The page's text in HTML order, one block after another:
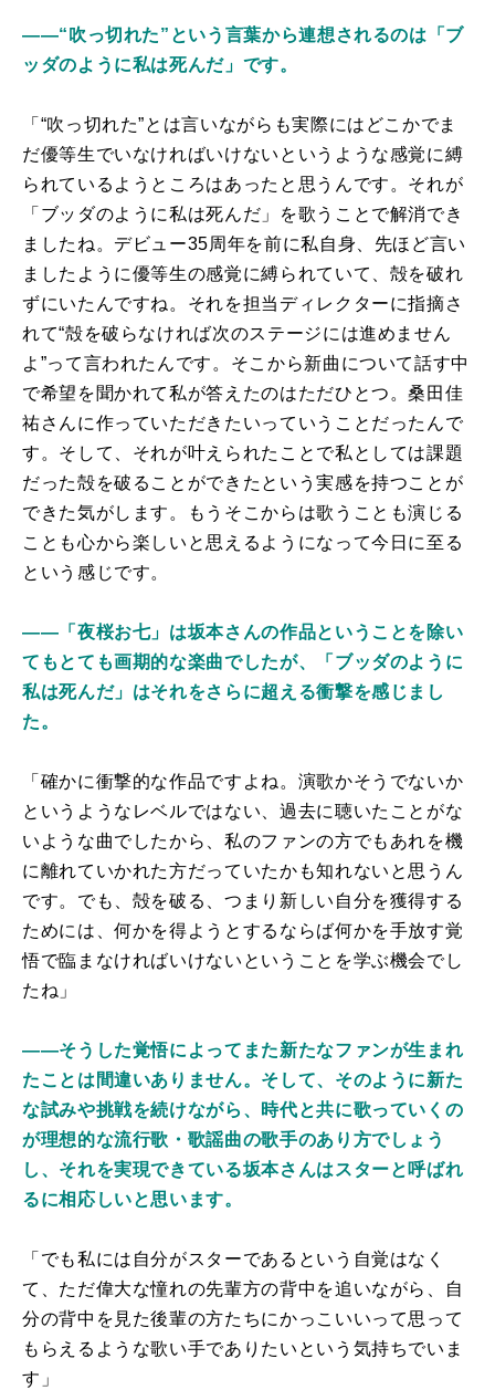
――“吹っ切れた”という言葉から連想されるのは「ブ
ッダのように私は死んだ」です。
「“吹っ切れた”とは言いながらも実際にはどこかでま
だ優等生でいなければいけないというような感覚に縛
られているようところはあったと思うんです。それが
「ブッダのように私は死んだ」を歌うことで解消でき
ましたね。デビュー35周年を前に私自身、先ほど言い
ましたように優等生の感覚に縛られていて、殻を破れ
ずにいたんですね。それを担当ディレクターに指摘さ
れて“殻を破らなければ次のステージには進めません
よ”って言われたんです。そこから新曲について話す中
で希望を聞かれて私が答えたのはただひとつ。桑田佳
祐さんに作っていただきたいっていうことだったんで
す。そして、それが叶えられたことで私としては課題
だった殻を破ることができたという実感を持つことが
できた気がします。もうそこからは歌うことも演じる
ことも心から楽しいと思えるようになって今日に至る
という感じです。
――「夜桜お七」は坂本さんの作品ということを除い
てもとても画期的な楽曲でしたが、「ブッダのように
私は死んだ」はそれをさらに超える衝撃を感じまし
た。
「確かに衝撃的な作品ですよね。演歌かそうでないか
というようなレベルではない、過去に聴いたことがな
いような曲でしたから、私のファンの方でもあれを機
に離れていかれた方だっていたかも知れないと思うん
です。でも、殻を破る、つまり新しい自分を獲得する
ためには、何かを得ようとするならば何かを手放す覚
悟で臨まなければいけないということを学ぶ機会でし
たね」
――そうした覚悟によってまた新たなファンが生まれ
たことは間違いありません。そして、そのように新た
な試みや挑戦を続けながら、時代と共に歌っていくの
が理想的な流行歌・歌謡曲の歌手のあり方でしょう
し、それを実現できている坂本さんはスターと呼ばれ
るに相応しいと思います。
「でも私には自分がスターであるという自覚はなく
て、ただ偉大な憧れの先輩方の背中を追いながら、自
分の背中を見た後輩の方たちにかっこいいって思って
もらえるような歌い手でありたいという気持ちでいま
す」